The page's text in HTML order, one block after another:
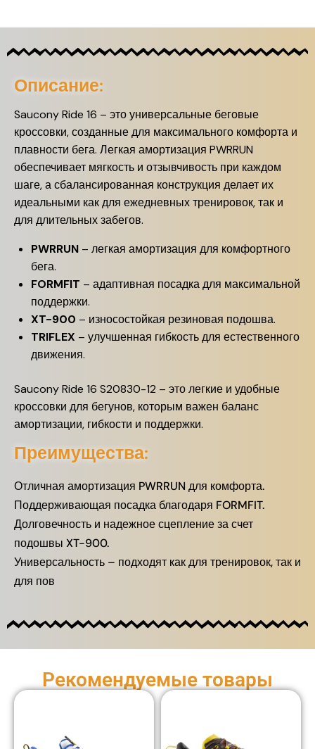
Описание:
Saucony Ride 16 – это универсальные беговые
кроссовки, созданные для максимального комфорта и
плавности бега. Легкая амортизация PWRRUN
обеспечивает мягкость и отзывчивость при каждом
шаге, а сбалансированная конструкция делает их
идеальными как для ежедневных тренировок, так и
для длительных забегов.
PWRRUN – легкая амортизация для комфортного
бега.
FORMFIT – адаптивная посадка для максимальной
поддержки.
XT-900 – износостойкая резиновая подошва.
TRIFLEX – улучшенная гибкость для естественного
движения.
Saucony Ride 16 S20830-12 – это легкие и удобные
кроссовки для бегунов, которым важен баланс
амортизации, гибкости и поддержки.
Преимущества:
Отличная амортизация PWRRUN для комфорта.
Поддерживающая посадка благодаря FORMFIT.
Долговечность и надежное сцепление за счет
подошвы XT-900.
Универсальность – подходят как для тренировок, так и
для пов
Рекомендуемые товары